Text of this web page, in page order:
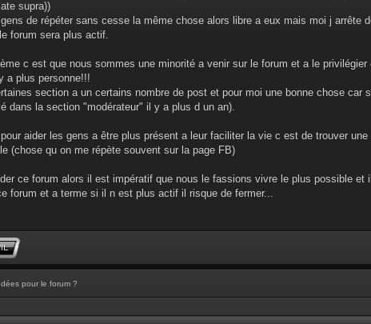
supra))
de répéter sans cesse la même chose alors libre a eux mais moi j arrête
forum sera plus actif.
c est que nous sommes une minorité a venir sur le forum et a le
a plus personne!!!
section a un certains nombre de post et pour moi une bonne chose
dans la section "modérateur" il y a plus d un an).
aider les gens a être plus présent a leur faciliter la vie c est de trouver
(chose qu on me répète souvent sur la page FB)
ce forum alors il est impératif que nous le fassions vivre le plus possible
forum et a terme si il n est plus actif il risque de fermer...
pour le forum ?